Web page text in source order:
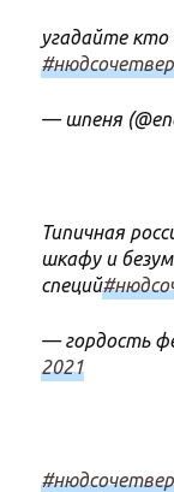
угадайте
— шпеня
Типичная
шкафу и
специй
— гордость
2021